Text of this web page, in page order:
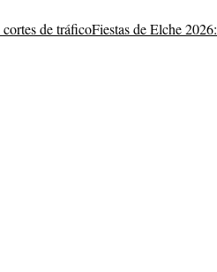
de tráficoFiestas de Elche 2026: